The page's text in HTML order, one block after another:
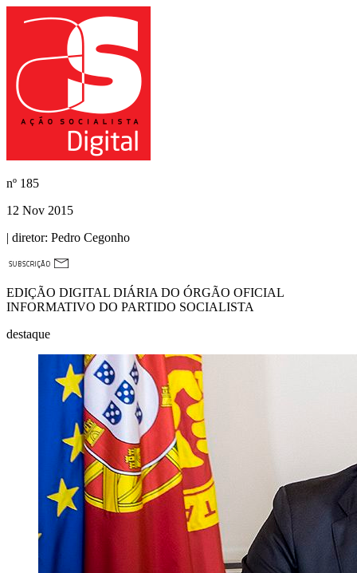
nº 185
12 Nov 2015
| diretor: Pedro Cegonho
EDIÇÃO DIGITAL DIÁRIA DO ÓRGÃO OFICIAL
INFORMATIVO DO PARTIDO SOCIALISTA
destaque